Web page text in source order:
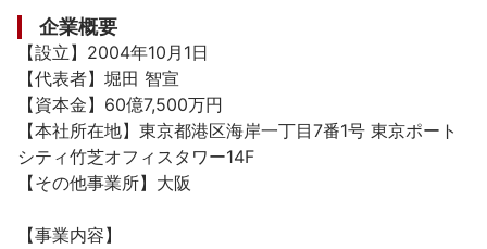
企業概要
【設立】2004年10月1日
【代表者】堀田 智宣
【資本金】60億7,500万円
【本社所在地】東京都港区海岸一丁目7番1号 東京ポート
シティ竹芝オフィスタワー14F
【その他事業所】大阪
【事業内容】